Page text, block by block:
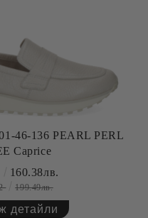
46-136 PEARL PERL
Caprice
160.38лв.
199.49лв.
детайли